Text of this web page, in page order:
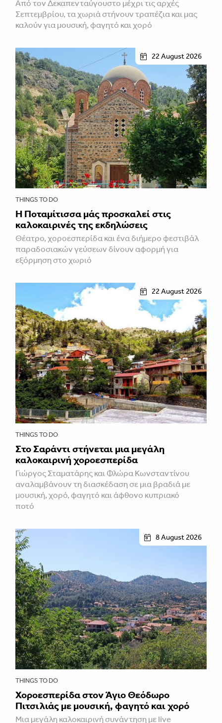
Από τον Δεκαπενταύγουστο μέχρι τις αρχές
Σεπτεμβρίου, τα χωριά στήνουν τραπέζια και μας
καλούν για μουσική, φαγητό και χορό
22 August 2026
THINGS TO DO
Η Ποταμίτισσα μάς προσκαλεί στις
καλοκαιρινές της εκδηλώσεις
Θέατρο, χοροεσπερίδα και ένα διήμερο φεστιβάλ
παραδοσιακών γεύσεων δίνουν αφορμή για
εξόρμηση στο χωριό
22 August 2026
THINGS TO DO
Στο Σαράντι στήνεται μια μεγάλη
καλοκαιρινή χοροεσπερίδα
Γιώργος Σταματάρης και Φλώρα Κωνσταντίνου
αναλαμβάνουν τη διασκέδαση σε μια βραδιά με
μουσική, χορό, φαγητό και άφθονο κυπριακό
ποτό
8 August 2026
THINGS TO DO
Χοροεσπερίδα στον Άγιο Θεόδωρο
Πιτσιλιάς με μουσική, φαγητό και χορό
Μια μεγάλη καλοκαιρινή συνάντηση με live